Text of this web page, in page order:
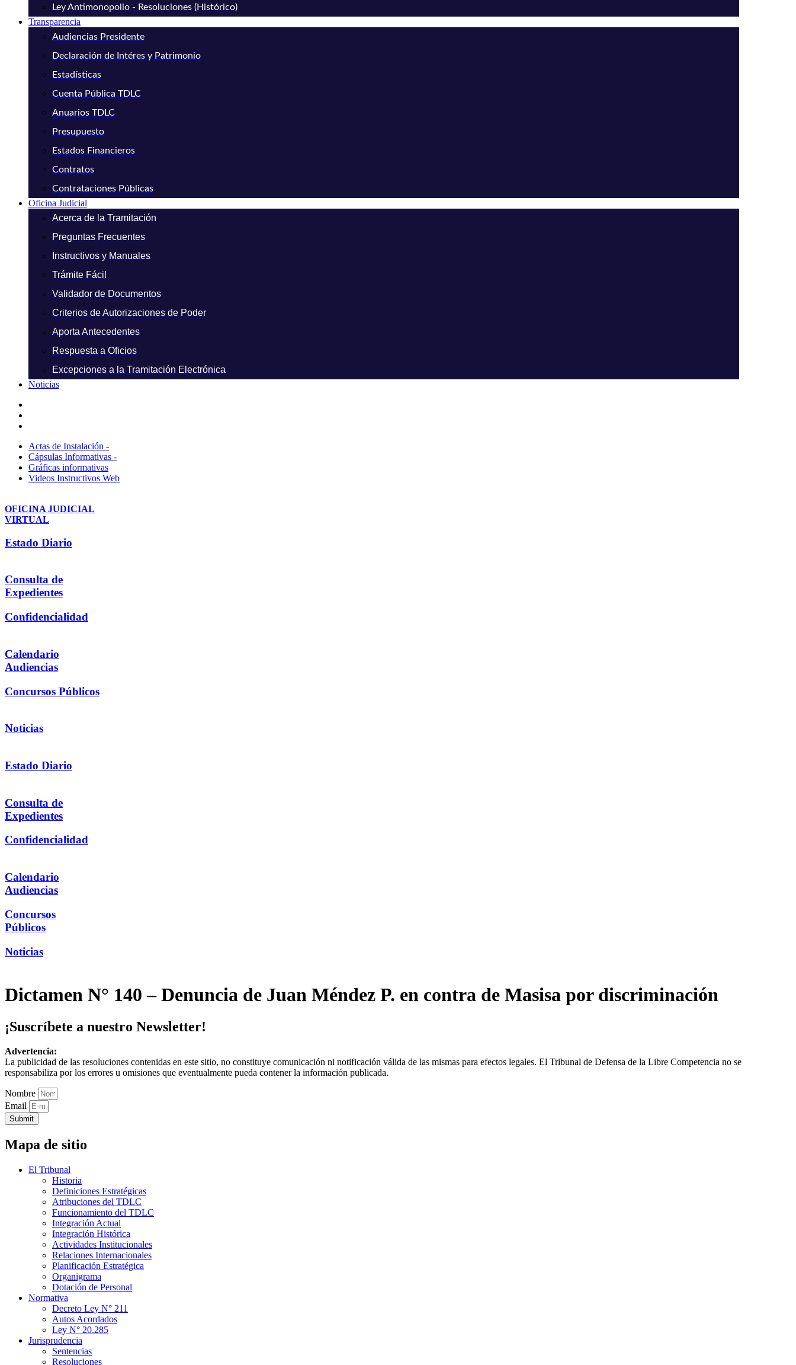
Ley Antimonopolio - Resoluciones (Histórico)
Transparencia
Audiencias Presidente
Declaración de Intéres y Patrimonio
Estadísticas
Cuenta Pública TDLC
Anuarios TDLC
Presupuesto
Estados Financieros
Contratos
Contrataciones Públicas
Oficina Judicial
Acerca de la Tramitación
Preguntas Frecuentes
Instructivos y Manuales
Trámite Fácil
Validador de Documentos
Criterios de Autorizaciones de Poder
Aporta Antecedentes
Respuesta a Oficios
Excepciones a la Tramitación Electrónica
Noticias
Actas de Instalación -
Cápsulas Informativas -
Gráficas informativas
Videos Instructivos Web
OFICINA JUDICIAL
VIRTUAL
Estado Diario
Consulta de
Expedientes
Confidencialidad
Calendario
Audiencias
Concursos Públicos
Noticias
Estado Diario
Consulta de
Expedientes
Confidencialidad
Calendario
Audiencias
Concursos
Públicos
Noticias
Dictamen N° 140 – Denuncia de Juan Méndez P. en contra de Masisa por discriminación
¡Suscríbete a nuestro Newsletter!
Advertencia:
La publicidad de las resoluciones contenidas en este sitio, no constituye comunicación ni notificación válida de las mismas para efectos legales. El Tribunal de Defensa de la Libre Competencia no se
responsabiliza por los errores u omisiones que eventualmente pueda contener la información publicada.
Nombre
Email
Submit
Mapa de sitio
El Tribunal
Historia
Definiciones Estratégicas
Atribuciones del TDLC
Funcionamiento del TDLC
Integración Actual
Integración Histórica
Actividades Institucionales
Relaciones Internacionales
Planificación Estratégica
Organigrama
Dotación de Personal
Normativa
Decreto Ley N° 211
Autos Acordados
Ley N° 20.285
Jurisprudencia
Sentencias
Resoluciones